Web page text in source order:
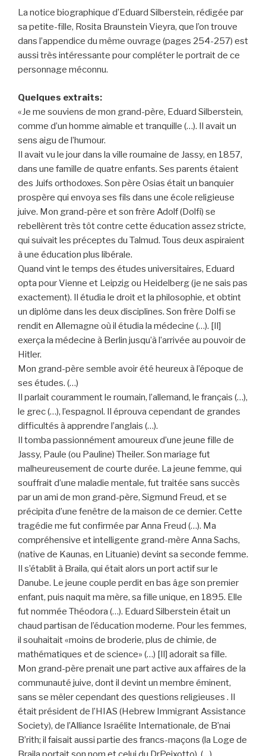
La notice biographique d’Eduard Silberstein, rédigée par
sa petite-fille, Rosita Braunstein Vieyra, que l’on trouve
dans l’appendice du même ouvrage (pages 254-257) est
aussi très intéressante pour compléter le portrait de ce
personnage méconnu.
Quelques extraits:
«Je me souviens de mon grand-père, Eduard Silberstein,
comme d’un homme aimable et tranquille (…). Il avait un
sens aigu de l’humour.
Il avait vu le jour dans la ville roumaine de Jassy, en 1857,
dans une famille de quatre enfants. Ses parents étaient
des Juifs orthodoxes. Son père Osias était un banquier
prospère qui envoya ses fils dans une école religieuse
juive. Mon grand-père et son frère Adolf (Dolfi) se
rebellèrent très tôt contre cette éducation assez stricte,
qui suivait les préceptes du Talmud. Tous deux aspiraient
à une éducation plus libérale.
Quand vint le temps des études universitaires, Eduard
opta pour Vienne et Leipzig ou Heidelberg (je ne sais pas
exactement). Il étudia le droit et la philosophie, et obtint
un diplôme dans les deux disciplines. Son frère Dolfi se
rendit en Allemagne où il étudia la médecine (…). [Il]
exerça la médecine à Berlin jusqu’à l’arrivée au pouvoir de
Hitler.
Mon grand-père semble avoir été heureux à l’époque de
ses études. (…)
Il parlait couramment le roumain, l’allemand, le français (…),
le grec (…), l’espagnol. Il éprouva cependant de grandes
difficultés à apprendre l’anglais (…).
Il tomba passionnément amoureux d’une jeune fille de
Jassy, Paule (ou Pauline) Theiler. Son mariage fut
malheureusement de courte durée. La jeune femme, qui
souffrait d’une maladie mentale, fut traitée sans succès
par un ami de mon grand-père, Sigmund Freud, et se
précipita d’une fenêtre de la maison de ce dernier. Cette
tragédie me fut confirmée par Anna Freud (…). Ma
compréhensive et intelligente grand-mère Anna Sachs,
(native de Kaunas, en Lituanie) devint sa seconde femme.
Il s’établit à Braila, qui était alors un port actif sur le
Danube. Le jeune couple perdit en bas âge son premier
enfant, puis naquit ma mère, sa fille unique, en 1895. Elle
fut nommée Théodora (…). Eduard Silberstein était un
chaud partisan de l’éducation moderne. Pour les femmes,
il souhaitait «moins de broderie, plus de chimie, de
mathématiques et de science» (…) [Il] adorait sa fille.
Mon grand-père prenait une part active aux affaires de la
communauté juive, dont il devint un membre éminent,
sans se mêler cependant des questions religieuses . Il
était président de l’HIAS (Hebrew Immigrant Assistance
Society), de l’Alliance Israélite Internationale, de B’nai
B’rith; il faisait aussi partie des francs-maçons (la Loge de